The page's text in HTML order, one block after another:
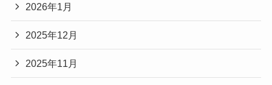
2026年1月
2025年12月
2025年11月